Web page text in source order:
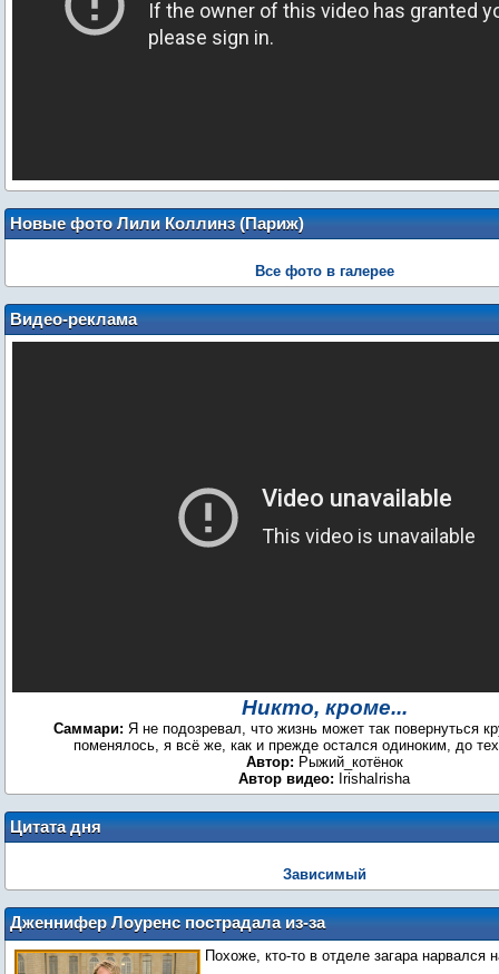
Новые фото Лили Коллинз (Париж)
Все фото в галерее
Видео-реклама
Никто, кроме...
Саммари: Я не подозревал, что жизнь может так повернуться
поменялось, я всё же, как и прежде остался одиноким, до
Автор: Рыжий_котёнок
Автор видео: IrishaIrisha
Цитата дня
Зависимый
Дженнифер Лоуренс пострадала из-за
некачественного искусственного загара
Похоже, кто-то в отделе загара нарвался